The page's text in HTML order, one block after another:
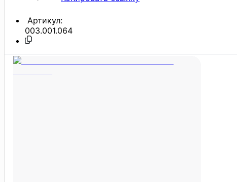
Артикул:
003.001.064